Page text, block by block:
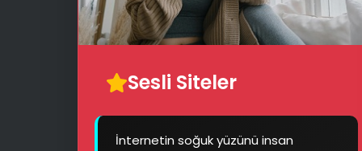
Sesli Siteler
İnternetin soğuk yüzünü insan